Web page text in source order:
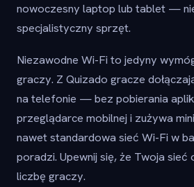
nowoczesny laptop lub tablet —
specjalistyczny sprzęt.
Niezawodne Wi-Fi to jedyny
graczy. Z Quizado gracze
na telefonie — bez pobierania
przeglądarce mobilnej i zużywa
nawet standardowa sieć Wi-Fi w
poradzi. Upewnij się, że Twoja sieć
liczbę graczy.